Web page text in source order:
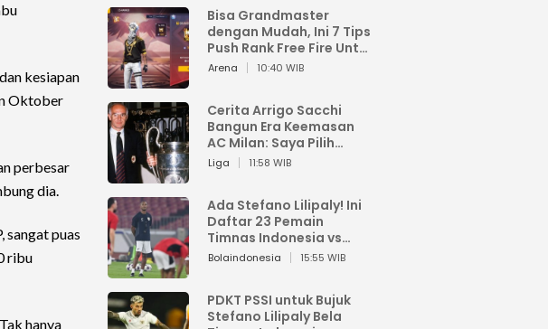
kesiapan
Oktober
perbesar
dia.
sangat puas
ribu
hanya
Bisa Grandmaster
dengan Mudah, Ini 7 Tips
Push Rank Free Fire Untuk
Pemula
Arena 10:40 WIB
Cerita Arrigo Sacchi
Bangun Era Keemasan
AC Milan: Saya Pilih
Pemain dari Isi Otaknya
Liga 11:58 WIB
Ada Stefano Lilipaly! Ini
Daftar 23 Pemain
Timnas Indonesia vs
China
Bolaindonesia 15:55 WIB
PDKT PSSI untuk Bujuk
Stefano Lilipaly Bela